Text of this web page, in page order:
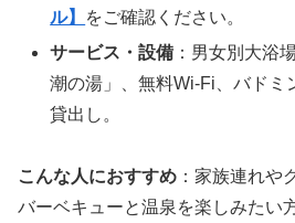
ル】
をご確認ください。
サービス・設備 ：男女別大浴
潮の湯」、無料Wi-Fi、バドミ
貸出し。
こんな人におすすめ ：家族連れや
バーベキューと温泉を楽しみたい